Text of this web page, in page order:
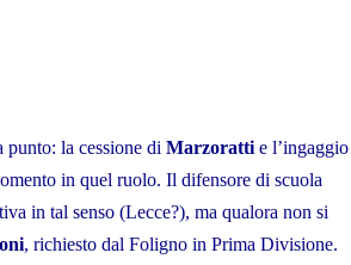
punto: la cessione di Marzoratti e l’ingaggio
in quel ruolo. Il difensore di scuola
in tal senso (Lecce?), ma qualora non si
, richiesto dal Foligno in Prima Divisione.